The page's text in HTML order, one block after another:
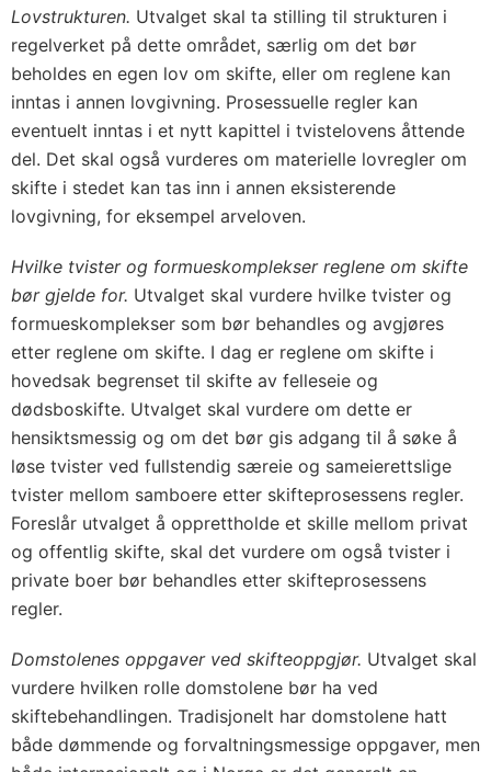
Lovstrukturen. Utvalget skal ta stilling til strukturen i
regelverket på dette området, særlig om det bør
beholdes en egen lov om skifte, eller om reglene kan
inntas i annen lovgivning. Prosessuelle regler kan
eventuelt inntas i et nytt kapittel i tvistelovens åttende
del. Det skal også vurderes om materielle lovregler om
skifte i stedet kan tas inn i annen eksisterende
lovgivning, for eksempel arveloven.
Hvilke tvister og formueskomplekser reglene om skifte
bør gjelde for. Utvalget skal vurdere hvilke tvister og
formueskomplekser som bør behandles og avgjøres
etter reglene om skifte. I dag er reglene om skifte i
hovedsak begrenset til skifte av felleseie og
dødsboskifte. Utvalget skal vurdere om dette er
hensiktsmessig og om det bør gis adgang til å søke å
løse tvister ved fullstendig særeie og sameierettslige
tvister mellom samboere etter skifteprosessens regler.
Foreslår utvalget å opprettholde et skille mellom privat
og offentlig skifte, skal det vurdere om også tvister i
private boer bør behandles etter skifteprosessens
regler.
Domstolenes oppgaver ved skifteoppgjør. Utvalget skal
vurdere hvilken rolle domstolene bør ha ved
skiftebehandlingen. Tradisjonelt har domstolene hatt
både dømmende og forvaltningsmessige oppgaver, men